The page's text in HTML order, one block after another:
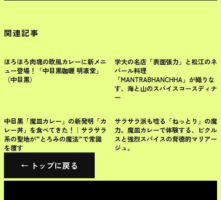
関連記事
目黒区
ほろほろ肉塊の欧風カレーに新メニ
ュー登場！「中目黒咖喱 明凛堂」
（中目黒）
目黒区
学大の名店「表面張力」と松江のネ
パール料理
「MANTRABHANCHHA」が織りな
す、海と山のスパイスコースディナ
ー
目黒区
中目黒「魔皿カレー」の新発明「カ
レー丼」を食べてきた！｜サラサラ
系の聖地が”とろみの魔法”で常識
を覆す
目黒区
サラサラ派も唸る「ねっとり」の魔
力。魔皿カレーで体験する、ピクル
スと強烈スパイスの背徳的マリアー
ジュ。
← トップに戻る